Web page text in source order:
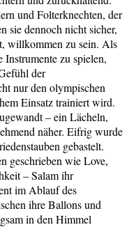
und Folterknechten, der
sie dennoch nicht sicher,
willkommen zu sein. Als
Instrumente zu spielen,
der
nur den olympischen
Einsatz trainiert wird.
– ein Lächeln,
näher. Eifrig wurde
gebastelt.
geschrieben wie Love,
– Salam ihr
im Ablauf des
ihre Ballons und
in den Himmel